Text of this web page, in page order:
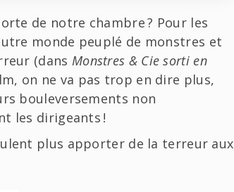
de notre chambre ? Pour les
monde peuplé de monstres et
(dans Monstres & Cie sorti en
on ne va pas trop en dire plus,
bouleversements non
les dirigeants !
plus apporter de la terreur aux